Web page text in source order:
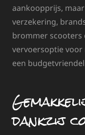
aankoopprijs,
verzekering,
brommer scooters
vervoersoptie voor
een
dankzij